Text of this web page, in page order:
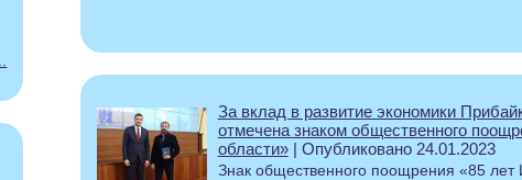
За вклад в развитие экономики
отмечена знаком общественного
области»| Опубликовано 24.01.2023
Знак общественного поощрения «85 лет